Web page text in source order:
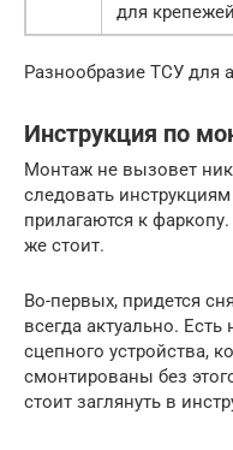
для
Разнообразие ТСУ для
Инструкция по
Монтаж не вызовет
следовать
прилагаются к
же стоит.
Во-первых, придется
всегда актуально.
сцепного устройства,
смонтированы без
стоит заглянуть в